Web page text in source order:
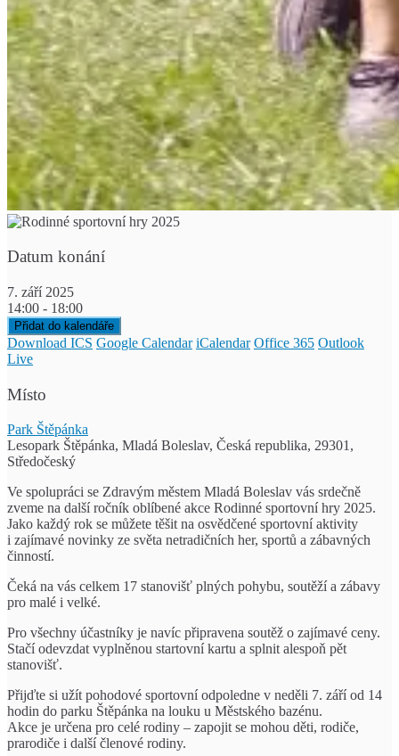
Datum konání
7. září 2025
14:00 - 18:00
Přidat do kalendáře
Download ICS Google Calendar iCalendar Office 365 Outlook
Live
Místo
Park Štěpánka
Lesopark Štěpánka, Mladá Boleslav, Česká republika, 29301,
Středočeský
Ve spolupráci se Zdravým městem Mladá Boleslav vás srdečně
zveme na další ročník oblíbené akce Rodinné sportovní hry 2025.
Jako každý rok se můžete těšit na osvědčené sportovní aktivity
i zajímavé novinky ze světa netradičních her, sportů a zábavných
činností.
Čeká na vás celkem 17 stanovišť plných pohybu, soutěží a zábavy
pro malé i velké.
Pro všechny účastníky je navíc připravena soutěž o zajímavé ceny.
Stačí odevzdat vyplněnou startovní kartu a splnit alespoň pět
stanovišť.
Přijďte si užít pohodové sportovní odpoledne v neděli 7. září od 14
hodin do parku Štěpánka na louku u Městského bazénu.
Akce je určena pro celé rodiny – zapojit se mohou děti, rodiče,
prarodiče i další členové rodiny.